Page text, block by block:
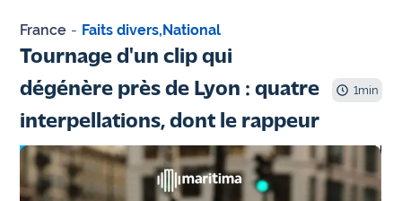
Martigues
de Berre
Marseille
- Aix
OM
France - Faits divers,National
Tournage d'un clip qui
dégénère près de Lyon : quatre
interpellations, dont le rappeur
1min